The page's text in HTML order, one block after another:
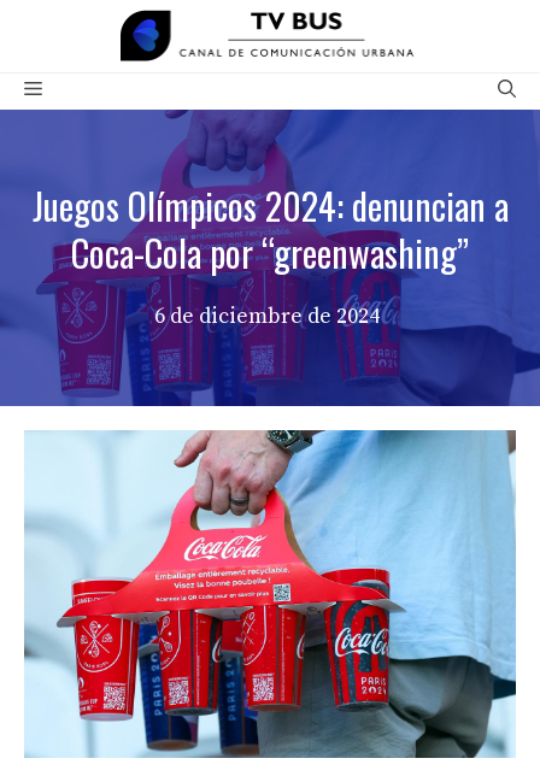
contenido
Menú
Juegos Olímpicos 2024: denuncian a
Coca-Cola por “greenwashing”
6 de diciembre de 2024